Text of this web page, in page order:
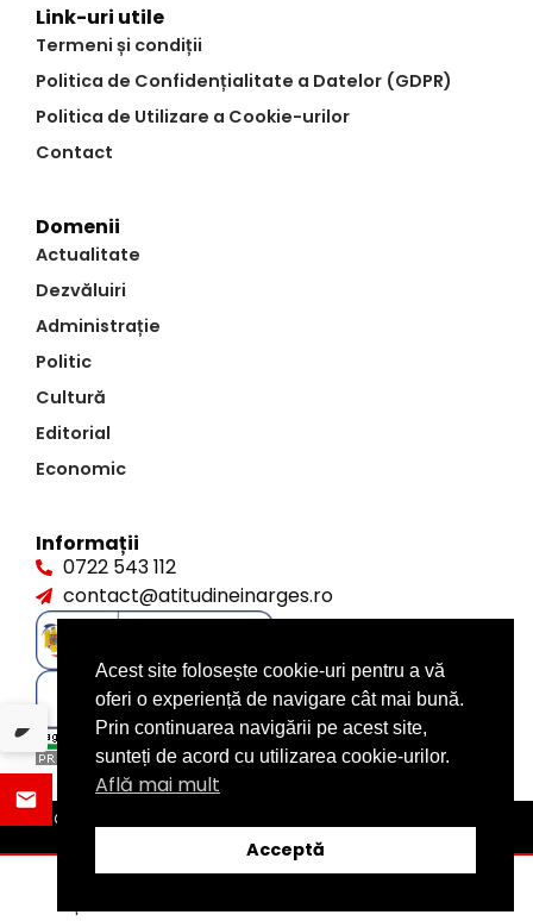
Link-uri utile
Termeni și condiții
Politica de Confidențialitate a Datelor (GDPR)
Politica de Utilizare a Cookie-urilor
Contact
Domenii
Actualitate
Dezvăluiri
Administrație
Politic
Cultură
Editorial
Economic
Informații
0722 543 112
contact@atitudineinarges.ro
©2026 Atitudine în Argeș. Toate drepturile rezervate
design byXITE.ro
Acest site folosește cookie-uri pentru a vă
oferi o experiență de navigare cât mai bună.
Prin continuarea navigării pe acest site,
sunteți de acord cu utilizarea cookie-urilor.
Află mai mult
Acceptă